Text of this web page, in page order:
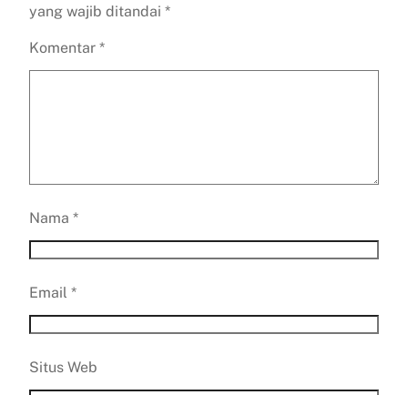
yang wajib ditandai *
Komentar *
Nama *
Email *
Situs Web